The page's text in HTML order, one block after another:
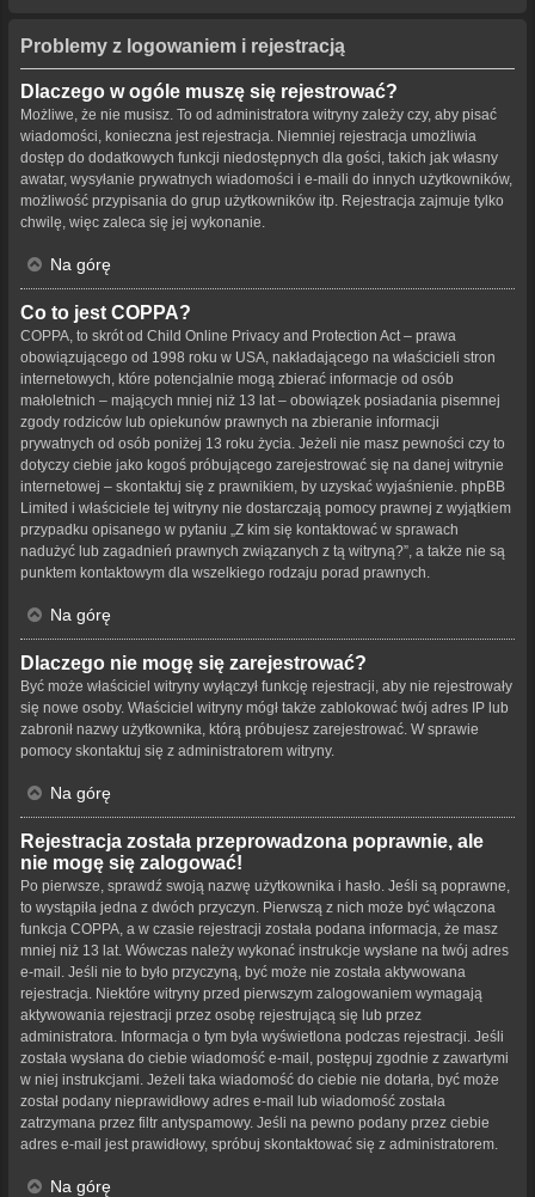
Problemy z logowaniem i rejestracją
Dlaczego w ogóle muszę się rejestrować?
Możliwe, że nie musisz. To od administratora witryny zależy czy, aby pisać
wiadomości, konieczna jest rejestracja. Niemniej rejestracja umożliwia
dostęp do dodatkowych funkcji niedostępnych dla gości, takich jak własny
awatar, wysyłanie prywatnych wiadomości i e-maili do innych użytkowników,
możliwość przypisania do grup użytkowników itp. Rejestracja zajmuje tylko
chwilę, więc zaleca się jej wykonanie.
Na górę
Co to jest COPPA?
COPPA, to skrót od Child Online Privacy and Protection Act – prawa
obowiązującego od 1998 roku w USA, nakładającego na właścicieli stron
internetowych, które potencjalnie mogą zbierać informacje od osób
małoletnich – mających mniej niż 13 lat – obowiązek posiadania pisemnej
zgody rodziców lub opiekunów prawnych na zbieranie informacji
prywatnych od osób poniżej 13 roku życia. Jeżeli nie masz pewności czy to
dotyczy ciebie jako kogoś próbującego zarejestrować się na danej witrynie
internetowej – skontaktuj się z prawnikiem, by uzyskać wyjaśnienie. phpBB
Limited i właściciele tej witryny nie dostarczają pomocy prawnej z wyjątkiem
przypadku opisanego w pytaniu „Z kim się kontaktować w sprawach
nadużyć lub zagadnień prawnych związanych z tą witryną?”, a także nie są
punktem kontaktowym dla wszelkiego rodzaju porad prawnych.
Na górę
Dlaczego nie mogę się zarejestrować?
Być może właściciel witryny wyłączył funkcję rejestracji, aby nie rejestrowały
się nowe osoby. Właściciel witryny mógł także zablokować twój adres IP lub
zabronił nazwy użytkownika, którą próbujesz zarejestrować. W sprawie
pomocy skontaktuj się z administratorem witryny.
Na górę
Rejestracja została przeprowadzona poprawnie, ale
nie mogę się zalogować!
Po pierwsze, sprawdź swoją nazwę użytkownika i hasło. Jeśli są poprawne,
to wystąpiła jedna z dwóch przyczyn. Pierwszą z nich może być włączona
funkcja COPPA, a w czasie rejestracji została podana informacja, że masz
mniej niż 13 lat. Wówczas należy wykonać instrukcje wysłane na twój adres
e-mail. Jeśli nie to było przyczyną, być może nie została aktywowana
rejestracja. Niektóre witryny przed pierwszym zalogowaniem wymagają
aktywowania rejestracji przez osobę rejestrującą się lub przez
administratora. Informacja o tym była wyświetlona podczas rejestracji. Jeśli
została wysłana do ciebie wiadomość e-mail, postępuj zgodnie z zawartymi
w niej instrukcjami. Jeżeli taka wiadomość do ciebie nie dotarła, być może
został podany nieprawidłowy adres e-mail lub wiadomość została
zatrzymana przez filtr antyspamowy. Jeśli na pewno podany przez ciebie
adres e-mail jest prawidłowy, spróbuj skontaktować się z administratorem.
Na górę